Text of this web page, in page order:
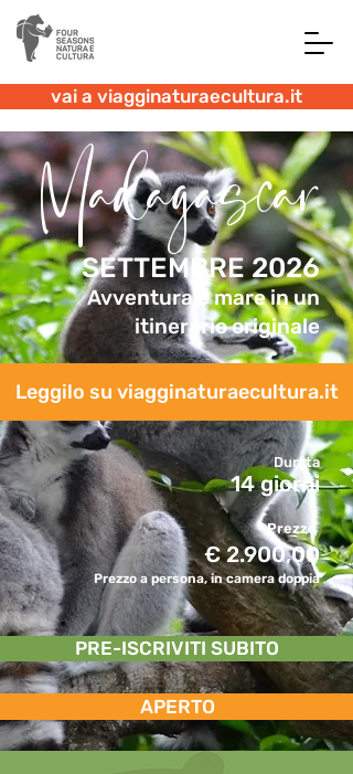
vai a viagginaturaecultura.it
Madagascar
SETTEMBRE 2026
Avventura e mare in un
itinerario originale
Leggilo su viagginaturaecultura.it
Durata
14 giorni
Prezzo
€ 2.900,00
Prezzo a persona, in camera doppia
PRE-ISCRIVITI SUBITO
APERTO